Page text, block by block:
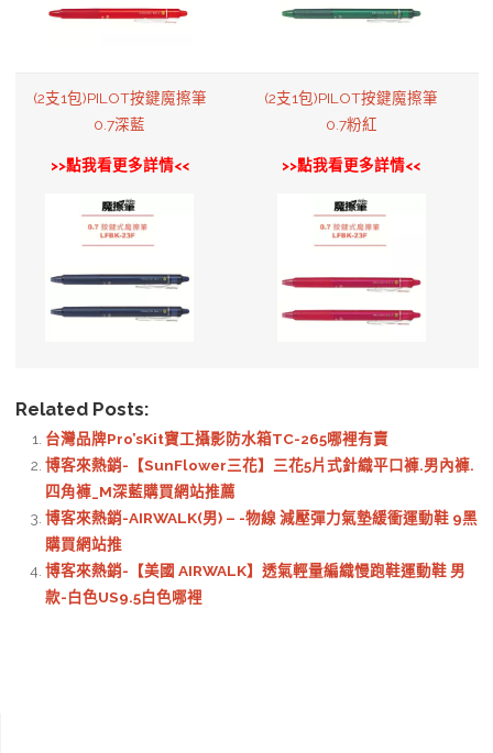
(2支1包)PILOT按鍵魔擦筆
0.7深藍
>>點我看更多詳情<<
(2支1包)PILOT按鍵魔擦筆
0.7粉紅
>>點我看更多詳情<<
Related Posts:
台灣品牌Pro’sKit寶工攝影防水箱TC-265哪裡有賣
博客來熱銷-【SunFlower三花】三花5片式針織平口褲.男內褲.
四角褲_M深藍購買網站推薦
博客來熱銷-AIRWALK(男) – -物線 減壓彈力氣墊緩衝運動鞋 9黑
購買網站推
博客來熱銷-【美國 AIRWALK】透氣輕量編織慢跑鞋運動鞋 男
款-白色US9.5白色哪裡